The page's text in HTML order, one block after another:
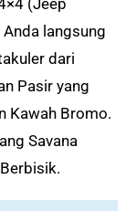
(Jeep
langsung
dari
Pasir yang
Kawah Bromo.
Savana